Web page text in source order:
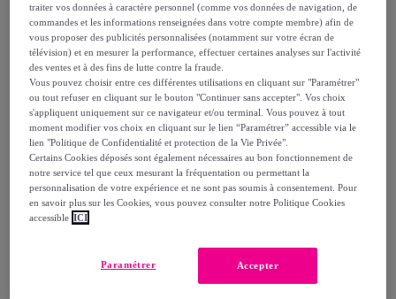
Livraison estimée: entre le12/08et le15/08
Comment ça marche ?
Détails sur votre produit
traiter vos données à caractère personnel (comme vos données de navigation, de
commandes et les informations renseignées dans votre compte membre) afin de
vous proposer des publicités personnalisées (notamment sur votre écran de
télévision) et en mesurer la performance, effectuer certaines analyses sur l'activité
des ventes et à des fins de lutte contre la fraude.
Vous pouvez choisir entre ces différentes utilisations en cliquant sur "Paramétrer"
ou tout refuser en cliquant sur le bouton "Continuer sans accepter". Vos choix
s'appliquent uniquement sur ce navigateur et/ou terminal. Vous pouvez à tout
moment modifier vos choix en cliquant sur le lien “Paramétrer” accessible via le
lien "Politique de Confidentialité et protection de la Vie Privée".
Certains Cookies déposés sont également nécessaires au bon fonctionnement de
notre service tel que ceux mesurant la fréquentation ou permettant la
personnalisation de votre expérience et ne sont pas soumis à consentement. Pour
en savoir plus sur les Cookies, vous pouvez consulter notre Politique Cookies
accessible ICI
Accepter
Paramétrer